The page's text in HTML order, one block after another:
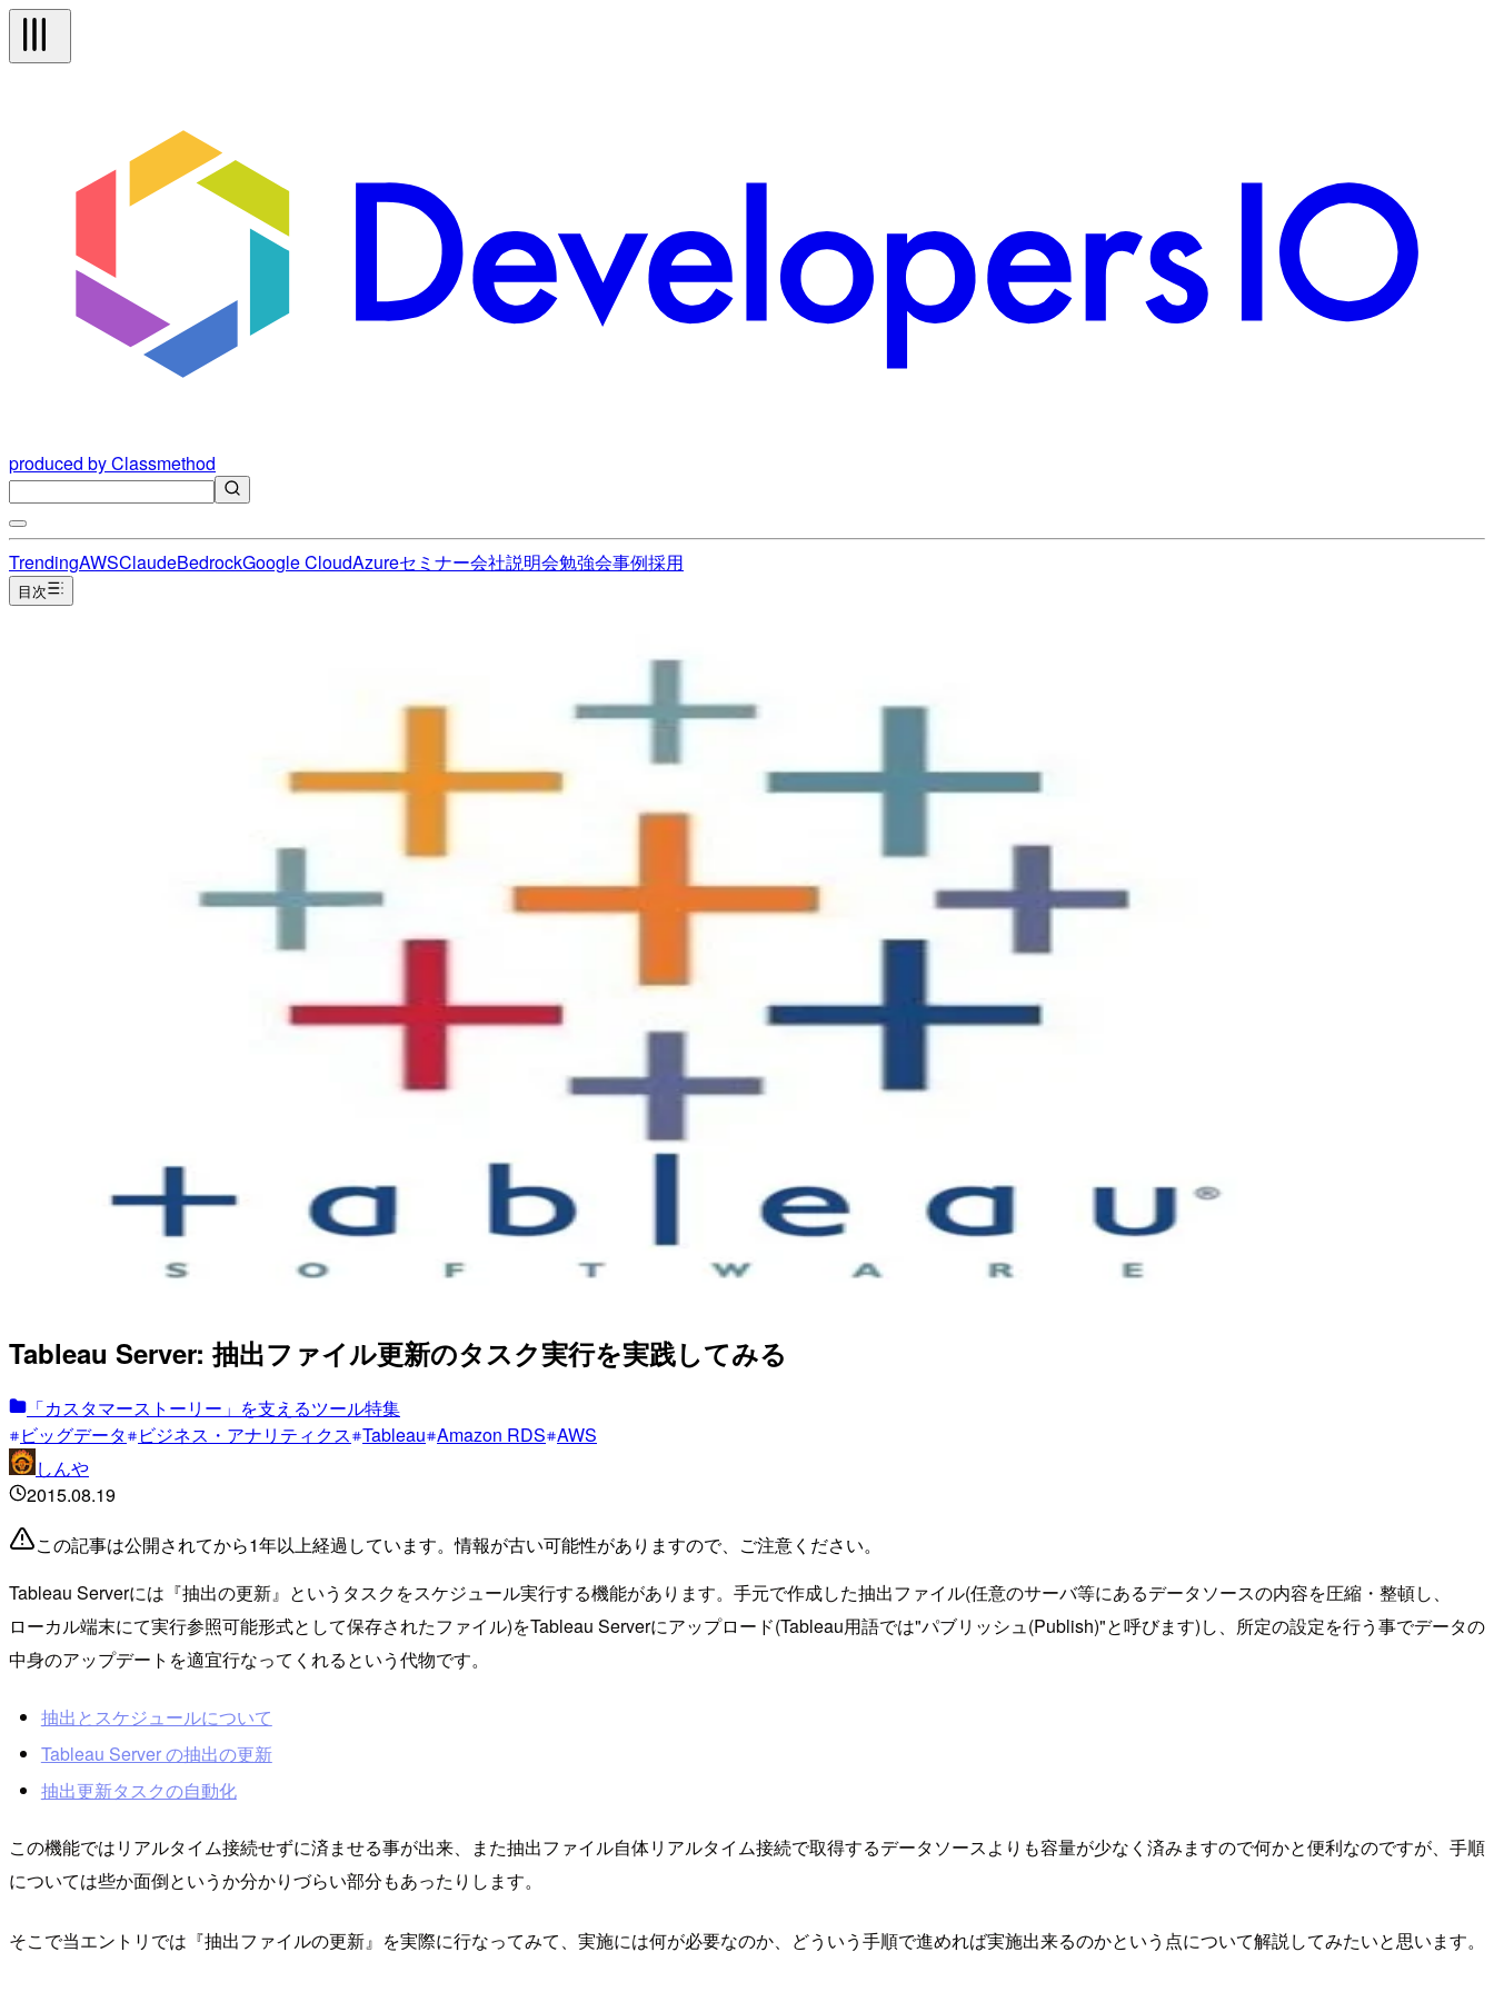
produced by Classmethod
TrendingAWSClaudeBedrockGoogle CloudAzureセミナー会社説明会勉強会事例採用
目次
Tableau Server: 抽出ファイル更新のタスク実行を実践してみる
「カスタマーストーリー」を支えるツール特集
ビッグデータ
ビジネス・アナリティクス Tableau Amazon RDS AWS
しんや
2015.08.19
この記事は公開されてから1年以上経過しています。情報が古い可能性がありますので、ご注意ください。
Tableau Serverには『抽出の更新』というタスクをスケジュール実行する機能があります。手元で作成した抽出ファイル(任意のサーバ等にあるデータソースの内容を圧縮・整頓し、
ローカル端末にて実行参照可能形式として保存されたファイル)をTableau Serverにアップロード(Tableau用語では"パブリッシュ(Publish)"と呼びます)し、所定の設定を行う事でデータの
中身のアップデートを適宜行なってくれるという代物です。
抽出とスケジュールについて
Tableau Server の抽出の更新
抽出更新タスクの自動化
この機能ではリアルタイム接続せずに済ませる事が出来、また抽出ファイル自体リアルタイム接続で取得するデータソースよりも容量が少なく済みますので何かと便利なのですが、手順
については些か面倒というか分かりづらい部分もあったりします。
そこで当エントリでは『抽出ファイルの更新』を実際に行なってみて、実施には何が必要なのか、どういう手順で進めれば実施出来るのかという点について解説してみたいと思います。